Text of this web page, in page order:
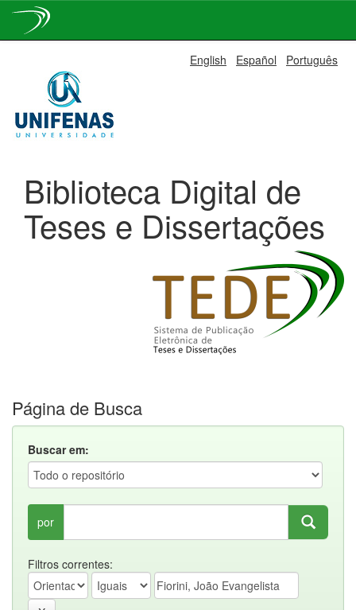
navigation
English Español Português
Biblioteca Digital de
Teses e Dissertações
Página de Busca
Buscar em:
por
Filtros correntes: